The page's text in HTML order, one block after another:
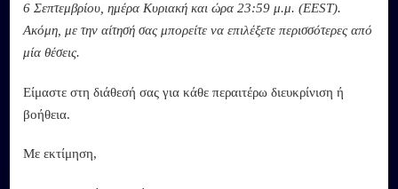
6 Σεπτεμβρίου, ημέρα Κυριακή και ώρα 23:59 μ.μ. (EEST).
Ακόμη, με την αίτησή σας μπορείτε να επιλέξετε περισσότερες από
μία θέσεις.
Είμαστε στη διάθεσή σας για κάθε περαιτέρω διευκρίνιση ή
βοήθεια.
Με εκτίμηση,